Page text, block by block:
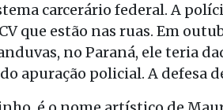
carcerário federal. A
que estão nas ruas. Em
no Paraná, ele teria
apuração policial. A defesa